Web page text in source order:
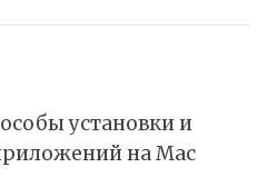
установки и
на Mac